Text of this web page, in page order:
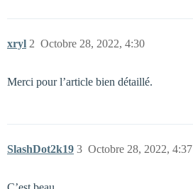
xryl Octobre 28, 2022, 4:30
2
Merci pour l’article bien détaillé.
SlashDot2k19 Octobre 28, 2022, 4:37
3